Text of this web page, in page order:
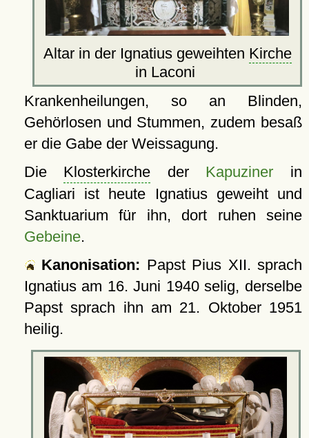
Altar in der Ignatius geweihten Kirche
in Laconi
Krankenheilungen, so an Blinden,
Gehörlosen und Stummen, zudem besaß
er die Gabe der Weissagung.
Die Klosterkirche der Kapuziner in
Cagliari ist heute Ignatius geweiht und
Sanktuarium für ihn, dort ruhen seine
Gebeine.
Kanonisation: Papst Pius XII. sprach
Ignatius am 16. Juni 1940selig, derselbe
Papst sprach ihn am 21. Oktober 1951
heilig.